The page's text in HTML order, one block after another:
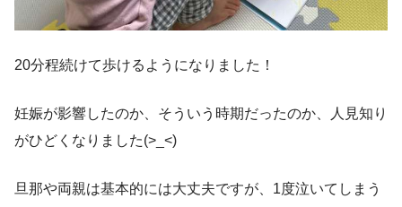
20分程続けて歩けるようになりました！
妊娠が影響したのか、そういう時期だったのか、人見知り
がひどくなりました(>_<)
旦那や両親は基本的には大丈夫ですが、1度泣いてしまう